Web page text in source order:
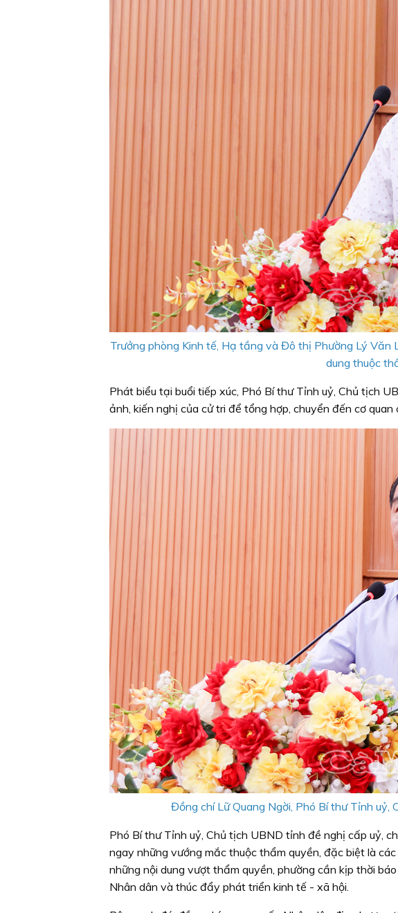
Trưởng phòng Kinh tế, Hạ tầng và Đô thị Phường Lý Văn
dung thuộc
Phát biểu tại buổi tiếp xúc, Phó Bí thư Tỉnh uỷ, Chủ tịch
ảnh, kiến nghị của cử tri để tổng hợp, chuyển đến cơ
Đồng chí Lữ Quang Ngời, Phó Bí thư Tỉnh uỷ,
Phó Bí thư Tỉnh uỷ, Chủ tịch UBND tỉnh đề nghị cấp uỷ,
ngay những vướng mắc thuộc thẩm quyền, đặc biệt là
những nội dung vượt thẩm quyền, phường cần kịp thời
Nhân dân và thúc đẩy phát triển kinh tế - xã hội.